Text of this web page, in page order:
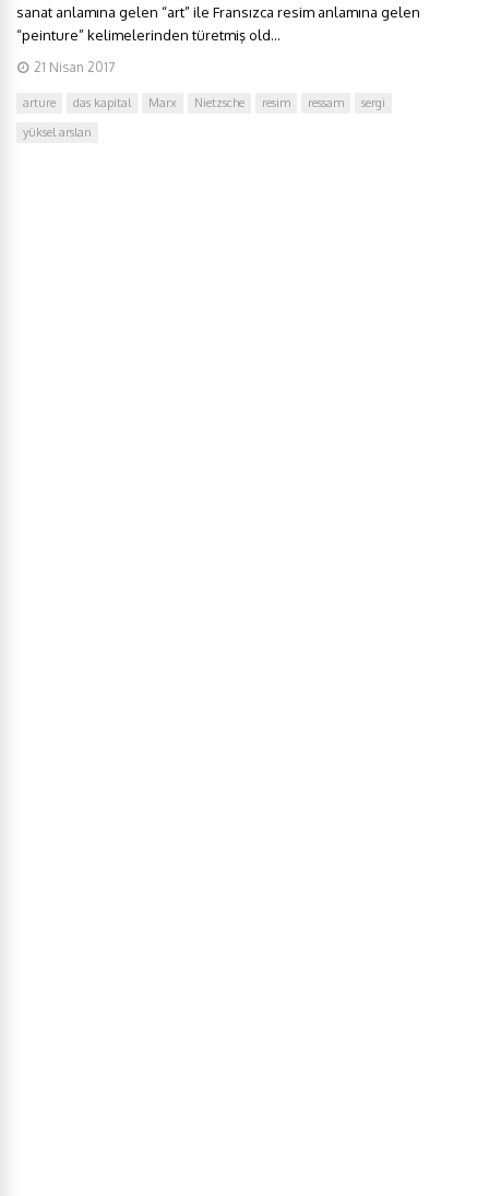
sanat anlamına gelen “art” ile Fransızca resim anlamına gelen
“peinture” kelimelerinden türetmiş old...
21 Nisan 2017
arture das kapital Marx Nietzsche resim ressam
sergi
yüksel arslan